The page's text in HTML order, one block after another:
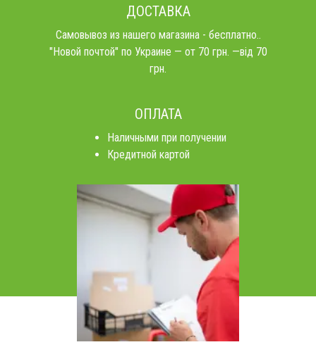
ДОСТАВКА
Самовывоз из нашего магазина - бесплатно..
"Новой почтой" по Украине — от 70 грн. —від 70
грн.
ОПЛАТА
Наличными при получении
Кредитной картой